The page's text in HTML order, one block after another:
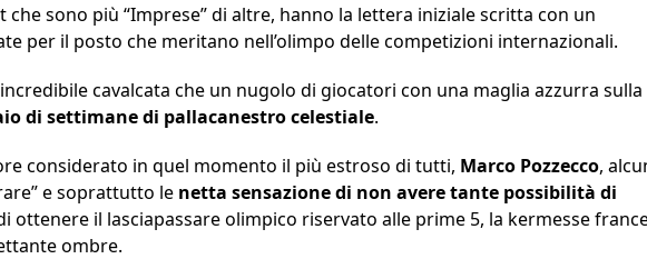
sono più “Imprese” di altre, hanno la lettera iniziale scritta con un
per il posto che meritano nell’olimpo delle competizioni internazionali.
cavalcata che un nugolo di giocatori con una maglia azzurra sulla
di settimane di pallacanestro celestiale.
considerato in quel momento il più estroso di tutti, Marco Pozzecco,
e soprattutto le netta sensazione di non avere tante possibilità di
ottenere il lasciapassare olimpico riservato alle prime 5, la kermesse
ombre.